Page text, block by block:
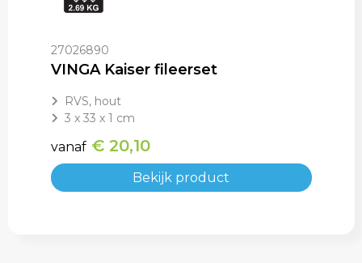
27026890
VINGA Kaiser fileerset
RVS, hout
3 x 33 x 1 cm
vanaf € 20,10
Bekijk product